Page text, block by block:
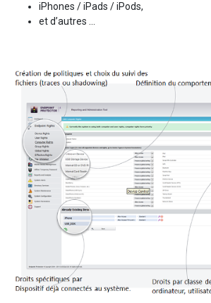
iPhones / iPads / iPods,
et d’autres ...